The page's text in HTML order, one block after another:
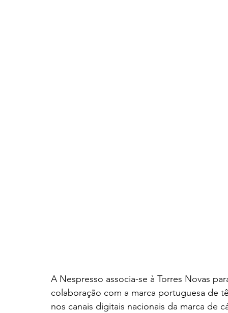
A Nespresso associa-se à Torres Novas
colaboração com a marca portuguesa de
nos canais digitais nacionais da marca de